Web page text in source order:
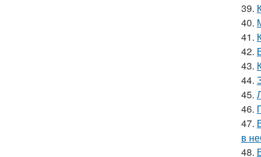
39.
40.
41.
42.
43.
44.
45.
46.
47.
в
48.